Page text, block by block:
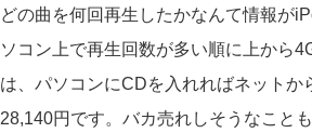
どの曲を何回再生したかなんて情報が
ソコン上で再生回数が多い順に上から
は、パソコンにCDを入れればネット
28,140円です。バカ売れしそうなこと